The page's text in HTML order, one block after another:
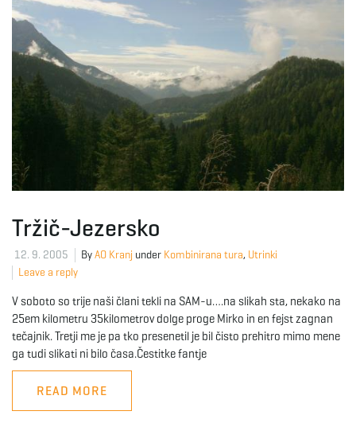
a
Tržič-Jezersko
12. 9. 2005 ByAO Kranj under Kombinirana tura, Utrinki
Leave a reply
V soboto so trije naši člani tekli na SAM-u….na slikah sta, nekako na
25em kilometru 35kilometrov dolge proge Mirko in en fejst zagnan
tečajnik. Tretji me je pa tko presenetil je bil čisto prehitro mimo mene
ga tudi slikati ni bilo časa.Čestitke fantje
READ MORE